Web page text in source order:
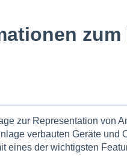
zum
zur Representation von
verbauten Geräte und
eines der wichtigsten